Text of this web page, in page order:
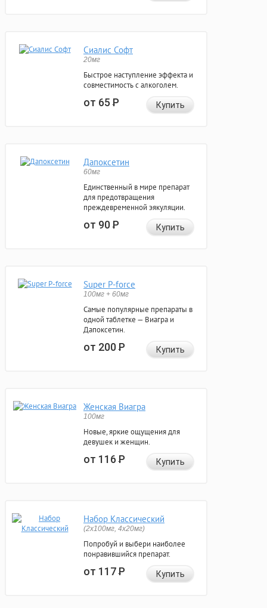
Сиалис Софт
20мг
Быстрое наступление эффекта и
совместимость с алкоголем.
от 65Р Купить
Дапоксетин
60мг
Единственный в мире препарат
для предотвращения
преждевременной эякуляции.
от 90Р Купить
Super P-force
100мг + 60мг
Самые популярные препараты в
одной таблетке — Виагра и
Дапоксетин.
от 200Р Купить
Женская Виагра
100мг
Новые, яркие ощущения для
девушек и женщин.
от 116Р Купить
Набор Классический
(2x100мг, 4x20мг)
Попробуй и выбери наиболее
понравившийся препарат.
от 117Р Купить